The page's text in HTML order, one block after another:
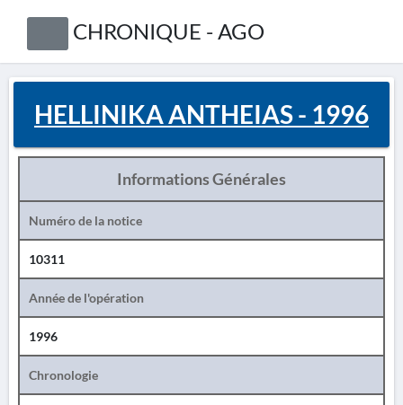
CHRONIQUE - AGO
HELLINIKA ANTHEIAS - 1996
Informations Générales
Numéro de la notice
10311
Année de l'opération
1996
Chronologie